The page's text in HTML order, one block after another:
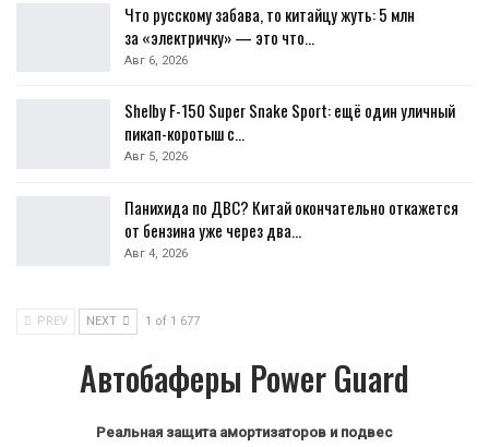
Что русскому забава, то китайцу жуть: 5 млн
за «электричку» — это что…
Авг 6, 2026
Shelby F-150 Super Snake Sport: ещё один уличный
пикап-коротыш с…
Авг 5, 2026
Панихида по ДВС? Китай окончательно откажется
от бензина уже через два…
Авг 4, 2026
PREV NEXT 1 of 1 677
Автобаферы Power Guard
Реальная защита амортизаторов и подвес